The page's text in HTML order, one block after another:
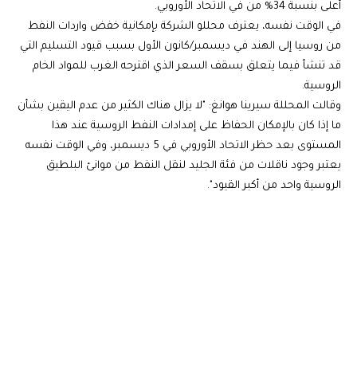
أعلى بنسبة 34% من في الاتحاد الأوروبي.
في الوقت نفسه، يعترف محللو الشركة بإمكانية خفض واردات النفط
من روسيا إلى الهند في ديسمبر/كانون الأول بسبب قيود التسليم التي
قد تنشأ فيما يتعلق بسقف السعر الذي اقترحه الغرب للمواد الخام
الروسية.
وقالت المحللة سيرينا هوانغ: "لا يزال هناك الكثير من عدم اليقين بشأن
ما إذا كان بالإمكان الحفاظ على إمدادات النفط الروسية عند هذا
المستوى بعد حظر الاتحاد الأوروبي في 5 ديسمبر، وفي الوقت نفسه
يعتبر وجود ناقلات من فئة الجليد لنقل النفط من موانئ البلطيق
الروسية واحد من أكبر القيود".